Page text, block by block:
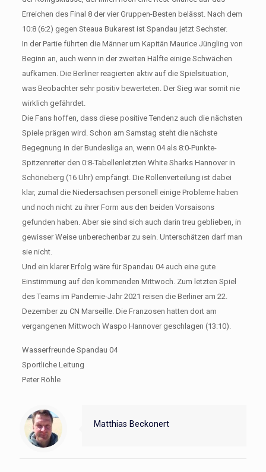
Erreichen des Final 8 der vier Gruppen-Besten belässt. Nach dem
10:8 (6:2) gegen Steaua Bukarest ist Spandau jetzt Sechster.
In der Partie führten die Männer um Kapitän Maurice Jüngling von
Beginn an, auch wenn in der zweiten Hälfte einige Schwächen
aufkamen. Die Berliner reagierten aktiv auf die Spielsituation,
was Beobachter sehr positiv bewerteten. Der Sieg war somit nie
wirklich gefährdet.
Die Fans hoffen, dass diese positive Tendenz auch die nächsten
Spiele prägen wird. Schon am Samstag steht die nächste
Begegnung in der Bundesliga an, wenn 04 als 8:0-Punkte-
Spitzenreiter den 0:8-Tabellenletzten White Sharks Hannover in
Schöneberg (16 Uhr) empfängt. Die Rollenverteilung ist dabei
klar, zumal die Niedersachsen personell einige Probleme haben
und noch nicht zu ihrer Form aus den beiden Vorsaisons
gefunden haben. Aber sie sind sich auch darin treu geblieben, in
gewisser Weise unberechenbar zu sein. Unterschätzen darf man
sie nicht.
Und ein klarer Erfolg wäre für Spandau 04 auch eine gute
Einstimmung auf den kommenden Mittwoch. Zum letzten Spiel
des Teams im Pandemie-Jahr 2021 reisen die Berliner am 22.
Dezember zu CN Marseille. Die Franzosen hatten dort am
vergangenen Mittwoch Waspo Hannover geschlagen (13:10).
Wasserfreunde Spandau 04
Sportliche Leitung
Peter Röhle
Matthias Beckonert